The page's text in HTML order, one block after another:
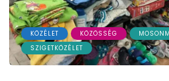
KÖZÉLET KÖZÖSSÉG
SZIGETKÖZÉLET